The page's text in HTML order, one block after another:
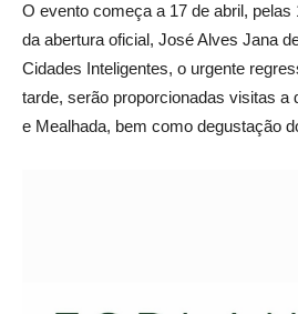
O evento começa a 17 de abril, pelas
da abertura oficial, José Alves Jana
Cidades Inteligentes, o urgente
tarde, serão proporcionadas visitas a
e Mealhada, bem como degustação